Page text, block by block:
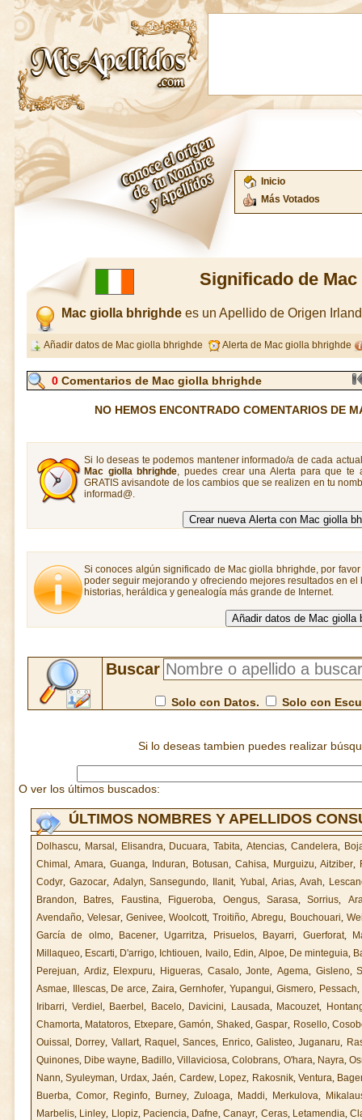
Inicio
Más Votados
Significado de
Mac giolla bhrighde es un Apellido de Origen
Añadir datos de Mac giolla bhrighde Alerta de Mac giolla bhrighde
0 Comentarios de Mac giolla bhrighde
NO HEMOS ENCONTRADO COMENTARIOS DE
Si lo deseas te podemos mantener informado/a de cada
Mac giolla bhrighde, puedes crear una Alerta para que te
GRATIS avisandote de los cambios que se realizen en tu
informad@.
Si conoces algún significado de Mac giolla bhrighde, por
poder seguir mejorando y ofreciendo mejores resultados en
historias, heráldica y genealogía más grande de Internet.
Buscar
Solo con Datos. Solo con
Si lo deseas tambien puedes realizar
O ver los últimos buscados:
ÚLTIMOS NOMBRES Y APELLIDOS
Dolhascu, Marsal , Elisandra, Ducuara,Tabita,Atencias, Candelera,
Chimal , Amara, Guanga, Induran, Botusan, Cahisa, Murguizu,Aitziber,
Codyr, Gazocar, Adalyn,Sansegundo, Ilanit, Yubal , Arias,Avah,
Brandon, Batres, Faustina, Figueroba, Oengus, Sarasa,Sorrius,
Avendaño,Velesar,Genivee,Woolcott,Troitiño,Abregu, Bouchouari,
García de olmo, Bacener, Ugarritza, Prisuelos, Bayarri, Guerforat,
Millaqueo, Escarti, D'arrigo, Ichtiouen, Ivailo, Edin, Alpoe, De minteguia,
Perejuan, Ardiz, Elexpuru, Higueras, Casalo,Jonte,Agema, Gisleno,
Asmae, Illescas, De arce, Zaira,Gernhofer, Yupangui,Gismero, Pessach,
Iribarri, Verdiel , Baerbel, Bacelo, Davicini, Lausada, Macouzet,
Chamorta, Matatoros, Etxepare,Gamón, Shaked,Gaspar, Rosello,
Ouissal , Dorrey, Vallart, Raquel,Sances, Enrico,Galisteo,Juganaru,
Quinones, Dibe wayne, Badillo,Villaviciosa,Colobrans, O'hara, Nayra,
Nann,Syuleyman, Urdax,Jaén, Cardew, Lopez, Rakosnik, Ventura,
Buerba, Comor, Reginfo, Burney, Zuloaga, Maddi, Merkulova,
Marbelis, Linley, Llopiz, Paciencia, Dafne,Canayr, Ceras, Letamendia,